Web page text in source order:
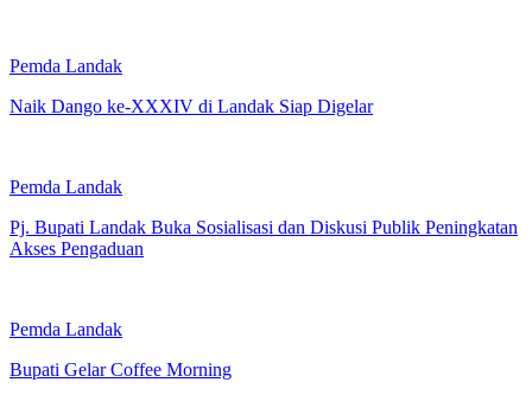
Pemda Landak
Naik Dango ke-XXXIV di Landak Siap Digelar
Pemda Landak
Pj. Bupati Landak Buka Sosialisasi dan Diskusi Publik Peningkatan
Akses Pengaduan
Pemda Landak
Bupati Gelar Coffee Morning